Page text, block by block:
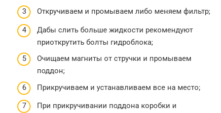
Откручиваем и промываем либо меняем фильтр;
Дабы слить больше жидкости рекомендуют
приоткрутить болты гидроблока;
Очищаем магниты от стручки и промываем
поддон;
Прикручиваем и устанавливаем все на место;
При прикручивании поддона коробки и